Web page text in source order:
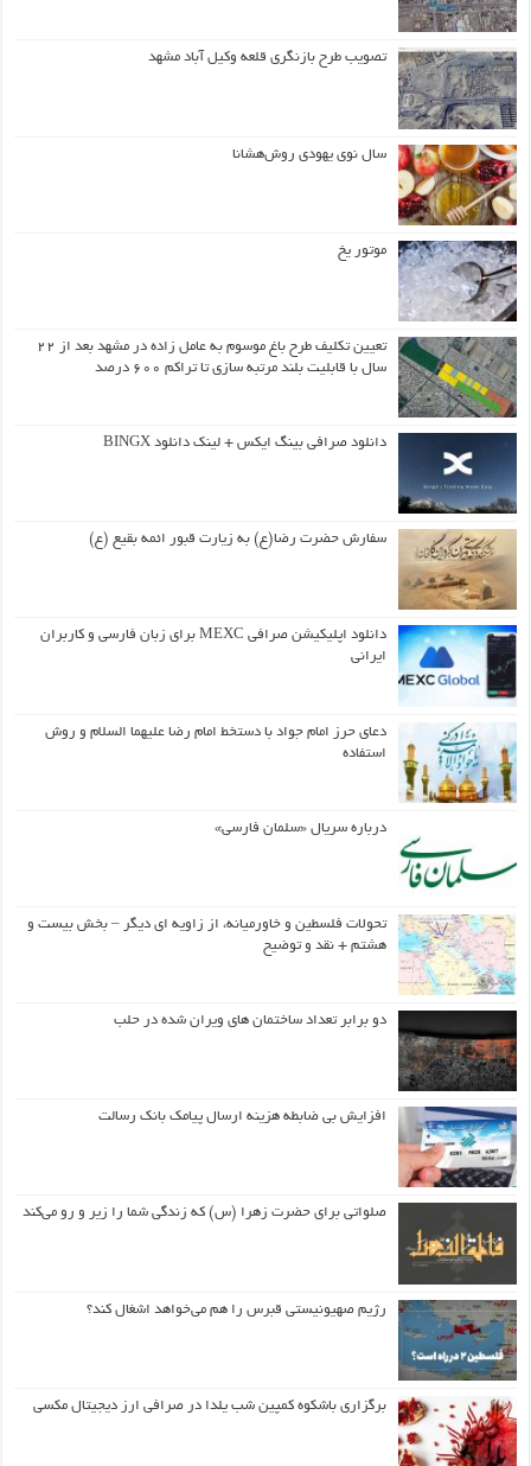
تصویب طرح بازنگری قلعه وکیل آباد مشهد
سال نوی یهودی روش‌هشانا
موتور یخ
تعیین تکلیف طرح باغ موسوم به عامل زاده در مشهد بعد از ۲۲
سال با قابلیت بلند مرتبه سازی تا تراکم ۶۰۰ درصد
دانلود صرافی بینگ ایکس + لینک دانلود BINGX
سفارش حضرت رضا(ع) به زیارت قبور ائمه بقیع (ع)
دانلود اپلیکیشن صرافی MEXC برای زبان فارسی و کاربران
ایرانی
دعای حرز امام جواد با دستخط امام رضا علیهما السلام و روش
استفاده
درباره سریال «سلمان فارسی»
تحولات فلسطین و خاورمیانه، از زاویه ای دیگر – بخش بیست و
هشتم + نقد و توضیح
دو برابر تعداد ساختمان های ویران شده در حلب
افزایش بی ضابطه هزینه ارسال پیامک بانک رسالت
صلواتی برای حضرت زهرا (س) که زندگی شما را زیر و رو می‌کند
رژیم صهیونیستی قبرس را هم می‌خواهد اشغال کند؟
برگزاری باشکوه کمپین شب یلدا در صرافی ارز دیجیتال مکسی